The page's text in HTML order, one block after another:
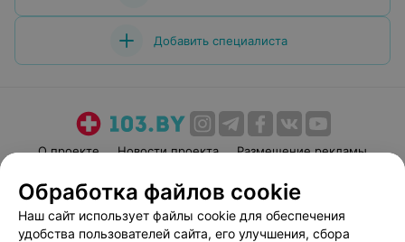
Добавить специалиста
О проекте Новости проекта
Размещение рекламы
Пользовательское соглашение
Способы оплаты
Вакансии
Партнеры
Обработка файлов cookie
Наш сайт использует файлы cookie для обеспечения
удобства пользователей сайта, его улучшения, сбора